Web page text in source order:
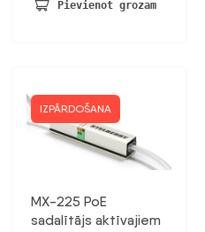
Pievienot grozam
IZPĀRDOŠANA
MX-225 PoE
sadalītājs aktīvajiem